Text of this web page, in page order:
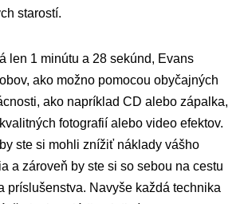
starostí.
len 1 minútu a 28 sekúnd, Evans
ako možno pomocou obyčajných
ako napríklad CD alebo zápalka,
fotografií alebo video efektov.
ste si mohli znížiť náklady vášho
a zároveň by ste si so sebou na cestu
príslušenstva. Navyše každá technika